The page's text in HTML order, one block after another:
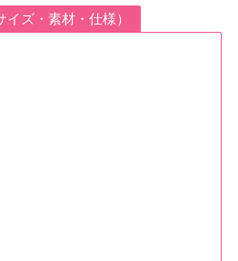
ズ・素材・仕様）